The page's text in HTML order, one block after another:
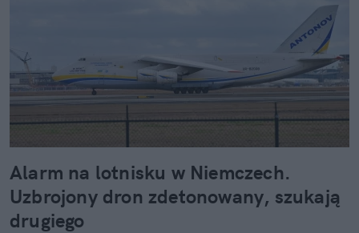
Alarm na lotnisku w Niemczech.
Uzbrojony dron zdetonowany, szukają
drugiego